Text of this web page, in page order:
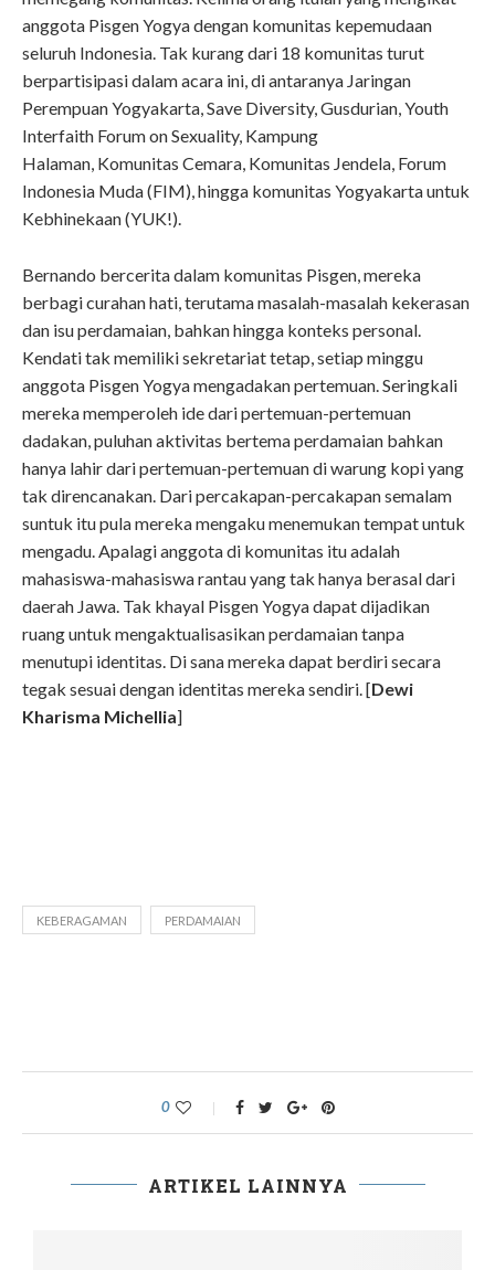
anggota Pisgen Yogya dengan komunitas kepemudaan
seluruh Indonesia. Tak kurang dari 18 komunitas turut
berpartisipasi dalam acara ini, di antaranya Jaringan
Perempuan Yogyakarta, Save Diversity, Gusdurian, Youth
Interfaith Forum on Sexuality, Kampung
Halaman, Komunitas Cemara, Komunitas Jendela, Forum
Indonesia Muda (FIM), hingga komunitas Yogyakarta untuk
Kebhinekaan (YUK!).
Bernando bercerita dalam komunitas Pisgen, mereka
berbagi curahan hati, terutama masalah-masalah kekerasan
dan isu perdamaian, bahkan hingga konteks personal.
Kendati tak memiliki sekretariat tetap, setiap minggu
anggota Pisgen Yogya mengadakan pertemuan. Seringkali
mereka memperoleh ide dari pertemuan-pertemuan
dadakan, puluhan aktivitas bertema perdamaian bahkan
hanya lahir dari pertemuan-pertemuan di warung kopi yang
tak direncanakan. Dari percakapan-percakapan semalam
suntuk itu pula mereka mengaku menemukan tempat untuk
mengadu. Apalagi anggota di komunitas itu adalah
mahasiswa-mahasiswa rantau yang tak hanya berasal dari
daerah Jawa. Tak khayal Pisgen Yogya dapat dijadikan
ruang untuk mengaktualisasikan perdamaian tanpa
menutupi identitas. Di sana mereka dapat berdiri secara
tegak sesuai dengan identitas mereka sendiri. [Dewi
Kharisma Michellia]
KEBERAGAMAN PERDAMAIAN
0
ARTIKEL LAINNYA